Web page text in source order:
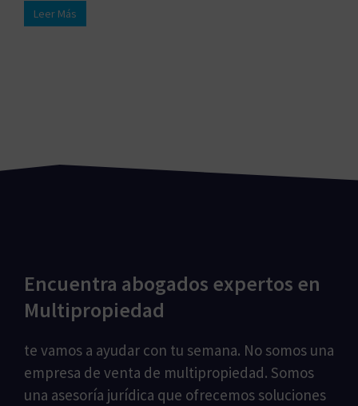
Leer Más
Encuentra abogados expertos en
Multipropiedad
te vamos a ayudar con tu semana. No somos una
empresa de venta de multipropiedad. Somos
una asesoría jurídica que ofrecemos soluciones